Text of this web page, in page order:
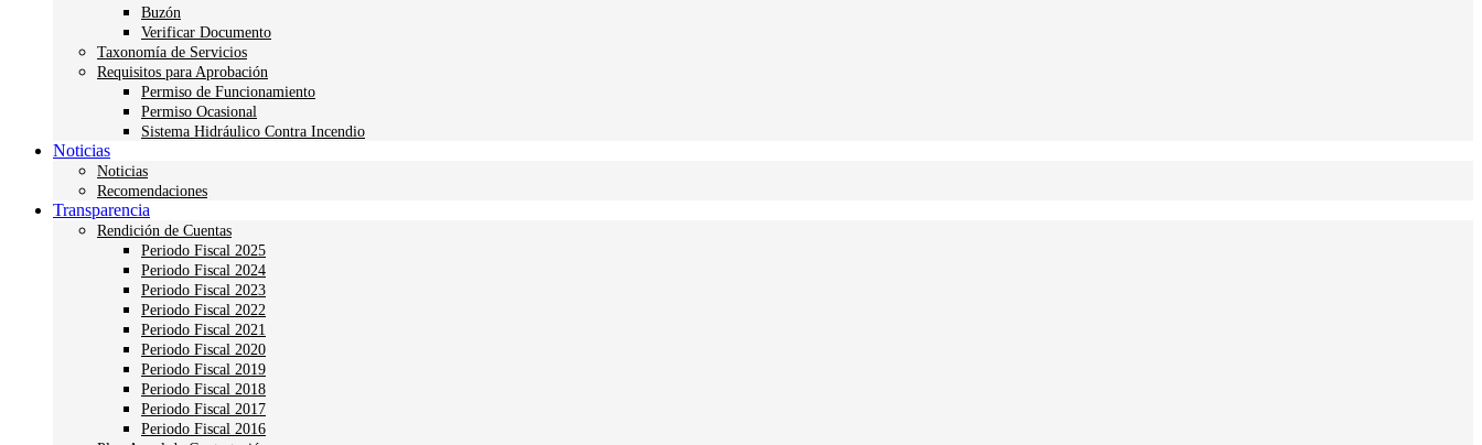
Buzón
Verificar Documento
Taxonomía de Servicios
Requisitos para Aprobación
Permiso de Funcionamiento
Permiso Ocasional
Sistema Hidráulico Contra Incendio
Noticias
Noticias
Recomendaciones
Transparencia
Rendición de Cuentas
Periodo Fiscal 2025
Periodo Fiscal 2024
Periodo Fiscal 2023
Periodo Fiscal 2022
Periodo Fiscal 2021
Periodo Fiscal 2020
Periodo Fiscal 2019
Periodo Fiscal 2018
Periodo Fiscal 2017
Periodo Fiscal 2016